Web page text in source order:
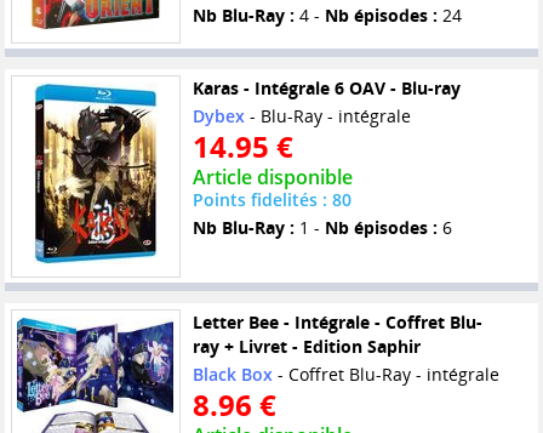
Nb Blu-Ray : 4 - Nb épisodes : 24
Karas - Intégrale 6 OAV - Blu-ray
Dybex- Blu-Ray - intégrale
14.95 €
Article disponible
Points fidelités : 80
Nb Blu-Ray : 1 - Nb épisodes : 6
Letter Bee - Intégrale - Coffret Blu-
ray + Livret - Edition Saphir
Black Box- Coffret Blu-Ray - intégrale
8.96 €